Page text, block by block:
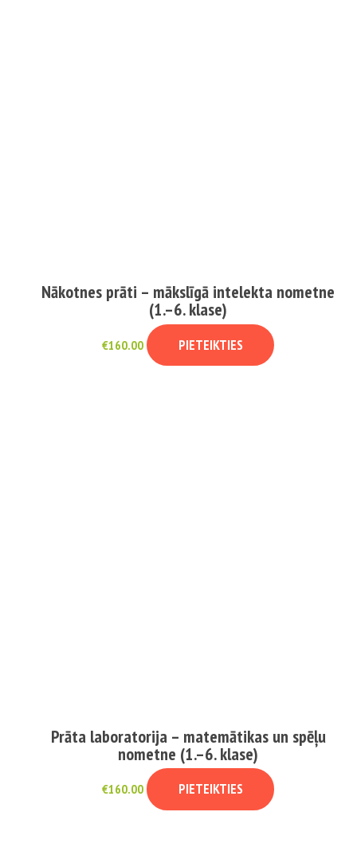
Nākotnes prāti – mākslīgā intelekta nometne
(1.–6. klase)
€160.00 PIETEIKTIES
Prāta laboratorija – matemātikas un spēļu
nometne (1.–6. klase)
€160.00 PIETEIKTIES